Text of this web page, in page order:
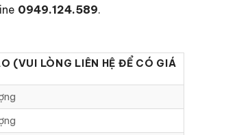
0949.124.589.
(VUI LÒNG LIÊN HỆ ĐỂ CÓ GIÁ